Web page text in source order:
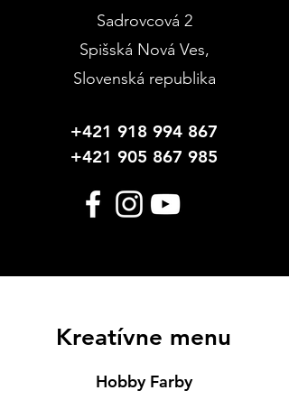
Sadrovcová 2
Spišská Nová Ves,
Slovenská republika
+421 918 994 867
+421 905 867 985
Kreatívne menu
Hobby Farby